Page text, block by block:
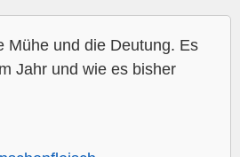
Mühe und die Deutung. Es
Jahr und wie es bisher